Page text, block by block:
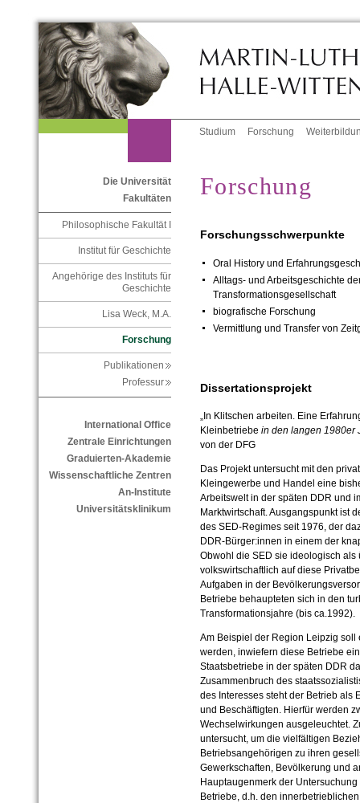
Studium Forschung
Die Universität
Fakultäten
Philosophische Fakultät I
Institut für Geschichte
Angehörige des Instituts für
Geschichte
Lisa Weck, M.A.
Forschung
Publikationen
Professur
International Office
Zentrale Einrichtungen
Graduierten-Akademie
Wissenschaftliche Zentren
An-Institute
Universitätsklinikum
Forschung
Forschungsschwerpunkte
Oral History und
Alltags- und Arbeitsgeschichte
Transformationsgesellschaft
biografische Forschung
Vermittlung und Transfer von
Dissertationsprojekt
„In Klitschen arbeiten. Eine
Kleinbetriebe in den langen 1980er
von der DFG
Das Projekt untersucht mit den
Kleingewerbe und Handel eine
Arbeitswelt in der späten DDR und
Marktwirtschaft. Ausgangspunkt ist
des SED-Regimes seit 1976, der
DDR-Bürger:innen in einem der
Obwohl die SED sie ideologisch
volkswirtschaftlich auf diese
Aufgaben in der
Betriebe behaupteten sich in den
Transformationsjahre (bis ca.1992).
Am Beispiel der Region Leipzig
werden, inwiefern diese Betriebe
Staatsbetriebe in der späten DDR
Zusammenbruch des
des Interesses steht der Betrieb als
und Beschäftigten. Hierfür werden
Wechselwirkungen ausgeleuchtet.
untersucht, um die vielfältigen
Betriebsangehörigen zu ihren
Gewerkschaften, Bevölkerung und
Hauptaugenmerk der
Betriebe, d.h. den